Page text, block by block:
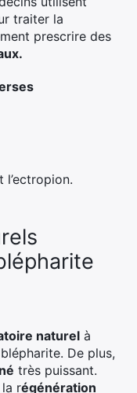
traiter la
prescrire des
l’ectropion.
naturel à
De plus,
très puissant.
régénération